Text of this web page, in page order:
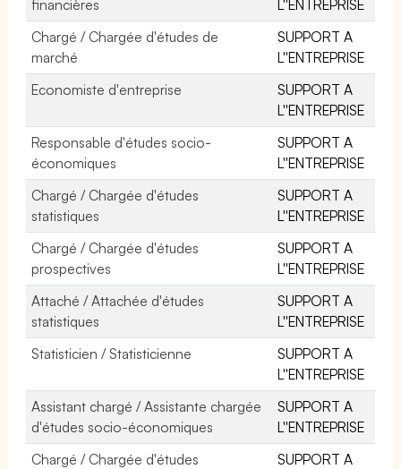
financières
L''ENTREPRISE
Chargé / Chargée d'études de
marché
SUPPORT A
L''ENTREPRISE
Economiste d'entreprise
SUPPORT A
L''ENTREPRISE
Responsable d'études socio-
économiques
SUPPORT A
L''ENTREPRISE
Chargé / Chargée d'études
statistiques
SUPPORT A
L''ENTREPRISE
Chargé / Chargée d'études
prospectives
SUPPORT A
L''ENTREPRISE
Attaché / Attachée d'études
statistiques
SUPPORT A
L''ENTREPRISE
Statisticien / Statisticienne
SUPPORT A
L''ENTREPRISE
Assistant chargé / Assistante chargée
d'études socio-économiques
SUPPORT A
L''ENTREPRISE
Chargé / Chargée d'études
SUPPORT A